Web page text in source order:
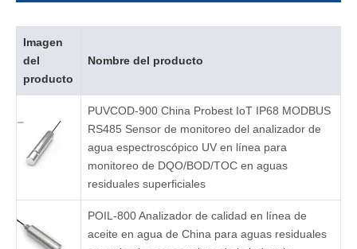
Imagen
del
producto
Nombre del producto
PUVCOD-900 China Probest IoT IP68 MODBUS
RS485 Sensor de monitoreo del analizador de
agua espectroscópico UV en línea para
monitoreo de DQO/BOD/TOC en aguas
residuales superficiales
POIL-800 Analizador de calidad en línea de
aceite en agua de China para aguas residuales